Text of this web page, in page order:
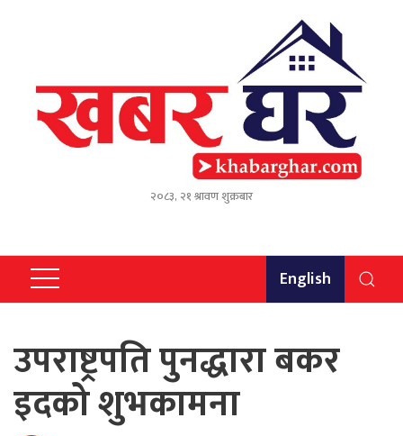
२०८३, २१ श्रावण शुक्रबार
English
उपराष्ट्रपति पुनद्धारा बकर
इदको शुभकामना